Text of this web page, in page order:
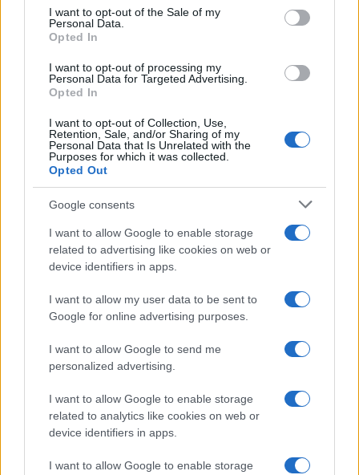
consent section.
I want to opt-out of the Sale of my
Personal Data.
Opted In
I want to opt-out of processing my
Personal Data for Targeted Advertising.
Opted In
I want to opt-out of Collection, Use,
Retention, Sale, and/or Sharing of my
Personal Data that Is Unrelated with the
Purposes for which it was collected.
Opted Out
Google consents
I want to allow Google to enable storage
related to advertising like cookies on web or
device identifiers in apps.
I want to allow my user data to be sent to
Google for online advertising purposes.
I want to allow Google to send me
personalized advertising.
I want to allow Google to enable storage
related to analytics like cookies on web or
device identifiers in apps.
I want to allow Google to enable storage
Continua a leggere
BELLEZZA
Come preservare il colore dei capelli in estate:
consigli di Niky Epi di Aldo Coppola
Cristian Castiglioni · 6 Ago 2026
BENESSERE